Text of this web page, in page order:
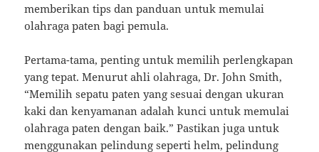
memberikan tips dan panduan untuk memulai
olahraga paten bagi pemula.
Pertama-tama, penting untuk memilih perlengkapan
yang tepat. Menurut ahli olahraga, Dr. John Smith,
“Memilih sepatu paten yang sesuai dengan ukuran
kaki dan kenyamanan adalah kunci untuk memulai
olahraga paten dengan baik.” Pastikan juga untuk
menggunakan pelindung seperti helm, pelindung